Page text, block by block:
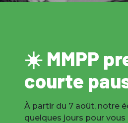
☀️ MMPP
courte
À partir du 7 août, notre
quelques jours pour